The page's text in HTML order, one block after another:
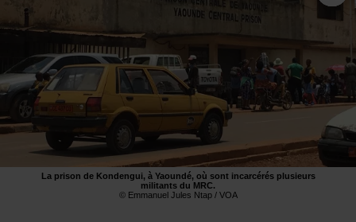
La prison de Kondengui, à Yaoundé, où sont incarcérés plusieurs
militants du MRC.
© Emmanuel Jules Ntap / VOA